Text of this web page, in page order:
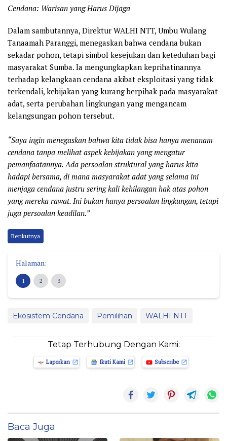
Cendana: Warisan yang Harus Dijaga
Dalam sambutannya, Direktur WALHI NTT, Umbu Wulang
Tanaamah Paranggi, menegaskan bahwa cendana bukan
sekadar pohon, tetapi simbol kesejukan dan keteduhan bagi
masyarakat Sumba. Ia mengungkapkan keprihatinannya
terhadap kelangkaan cendana akibat eksploitasi yang tidak
terkendali, kebijakan yang kurang berpihak pada masyarakat
adat, serta perubahan lingkungan yang mengancam
kelangsungan pohon tersebut.
“Saya ingin menegaskan bahwa kita tidak bisa hanya menanam
cendana tanpa melihat aspek kebijakan yang mengatur
pemanfaatannya. Ada persoalan struktural yang harus kita
hadapi bersama, di mana masyarakat adat yang selama ini
menjaga cendana justru sering kali kehilangan hak atas pohon
yang mereka rawat. Ini bukan hanya persoalan lingkungan, tetapi
juga persoalan keadilan.”
Berikutnya
Halaman:
1 2 3
Ekosistem Cendana Pemilihan WALHI NTT
Tetap Terhubung Dengan Kami:
Laporkan Ikuti Kami Subscribe
Baca Juga